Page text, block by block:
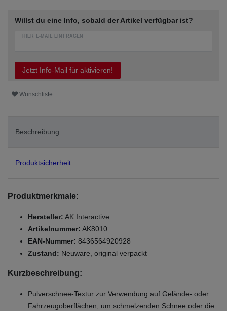
Willst du eine Info, sobald der Artikel verfügbar ist?
HIER E-MAIL EINTRAGEN
Jetzt Info-Mail für aktivieren!
Wunschliste
Beschreibung
Produktsicherheit
Produktmerkmale:
Hersteller: AK Interactive
Artikelnummer: AK8010
EAN-Nummer: 8436564920928
Zustand: Neuware, original verpackt
Kurzbeschreibung:
Pulverschnee-Textur zur Verwendung auf Gelände- oder
Fahrzeugoberflächen, um schmelzenden Schnee oder die